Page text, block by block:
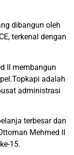
dibangun oleh
terkenal dengan
II membangun
adalah
administrasi
terbesar dan
Mehmed II
15.